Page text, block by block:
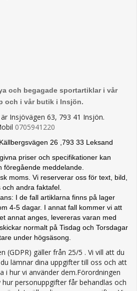
och begagade sportartiklar i vår
och i vår butik i Insjön.
Insjövägen 63, 793 41 Insjön.
0705941220
26 ,793 33 Leksand
priser och specifikationer kan
föregående meddelande.
moms. Vi reserverar oss för text, bild,
och andra faktafel.
I de fall artiklarna finns på lager
4-5 dagar. I annat fall kommer vi att
annat anges, levereras varan med
normalt på Tisdag och Torsdagar
under högsäsong.
(GDPR) gäller från 25/5 . Vi vill att du
lämnar dina uppgifter till oss och att
i hur vi använder dem.Förordningen
hur personuppgifter får behandlas och